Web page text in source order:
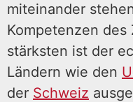
miteinander
Kompetenzen des
stärksten ist der
Ländern wie den
der Schweiz